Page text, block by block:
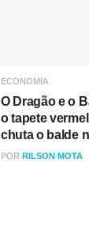
ECONOMIA
O Dragão e o
o tapete
chuta o balde
POR RILSON MOTA